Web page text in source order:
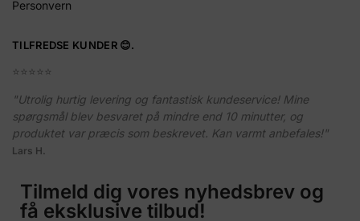
Personvern
TILFREDSE KUNDER 😊.
⭐️⭐️⭐️⭐️⭐️
"Utrolig hurtig levering og fantastisk kundeservice! Mine
spørgsmål blev besvaret på mindre end 10 minutter, og
produktet var præcis som beskrevet. Kan varmt anbefales!"
Lars H.
Tilmeld dig vores nyhedsbrev og
få eksklusive tilbud!